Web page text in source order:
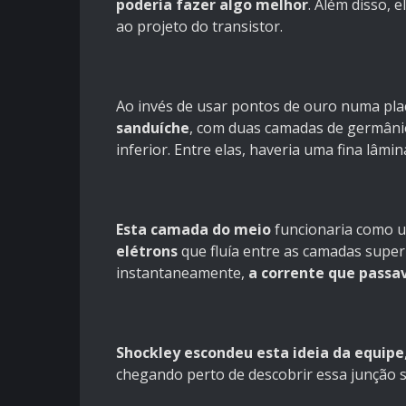
poderia fazer algo melhor. Além disso,
ao projeto do transistor.
Ao invés de usar pontos de ouro numa
sanduíche, com duas camadas de
inferior. Entre elas, haveria uma fina
Esta camada do meiofuncionaria como
elétronsque fluía entre as camadas
instantaneamente, a corrente que
Shockley escondeu esta ideia da equipe
chegando perto de descobrir essa junção